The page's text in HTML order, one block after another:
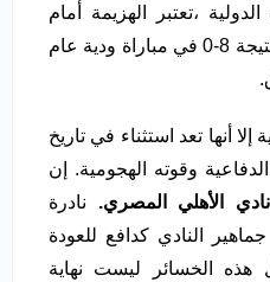
الدولية ،تعتبر الهزيمة أمام
فريق بايرن ميونخ الألماني بنتيجة 8-0 في مباراة ودية عام
أنها تعد استثناء في تاريخ
وقوته الهجومية. إن
نادي الأهلي المصري. نادرة
النادي كدافع للعودة
الخسائر ليست نهاية